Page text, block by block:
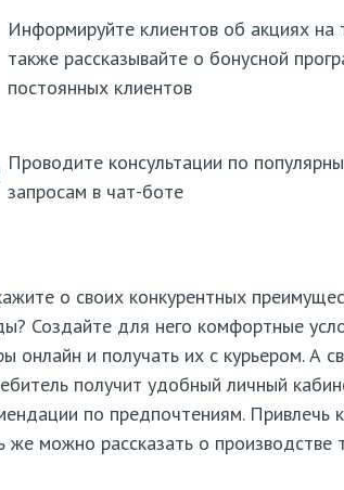
Информируйте клиентов об акциях на
также рассказывайте о бонусной
постоянных клиентов
Проводите консультации по
запросам в чат-боте
о своих конкурентных
Создайте для него комфортные
онлайн и получать их с курьером. А
получит удобный личный
по предпочтениям. Привлечь
же можно рассказать о